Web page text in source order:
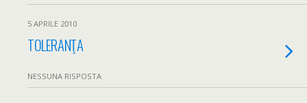
5 APRILE 2010
TOLERANŢA
NESSUNA RISPOSTA